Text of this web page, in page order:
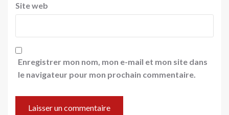
Site web
Enregistrer mon nom, mon e-mail et mon site dans
le navigateur pour mon prochain commentaire.